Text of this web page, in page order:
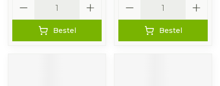
Bestel Bestel